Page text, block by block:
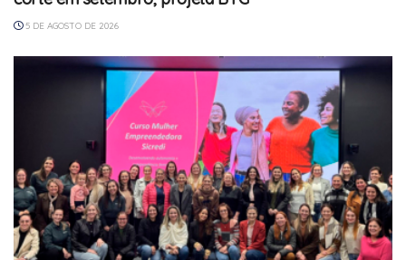
5 DE AGOSTO DE 2026